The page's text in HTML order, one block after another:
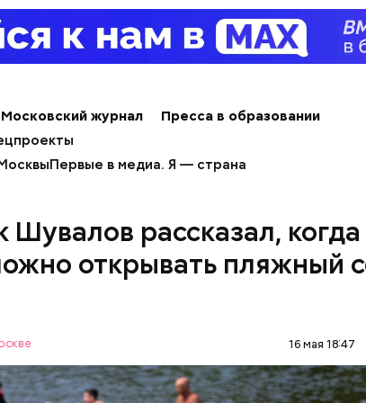
Московский журнал
Пресса в образовании
Первые в медиа. Я — страна
Шувалов рассказал, когда
открывать пляжный
16 мая 18:47
реальные производственные площадки,
школьники побывали на разных
1930-х годов, где воссозданы
в столице 1940-х с